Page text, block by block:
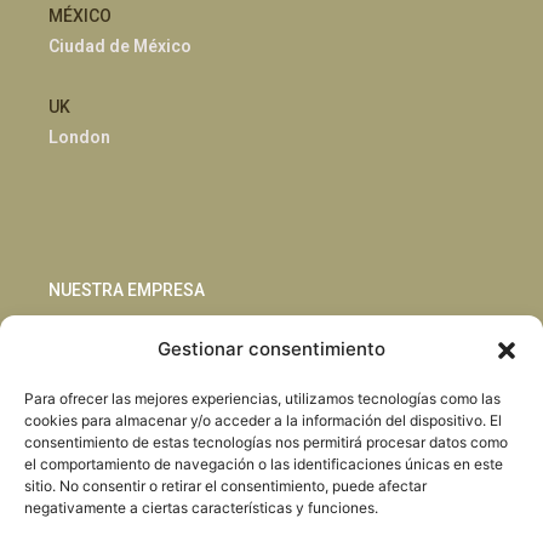
Gestionar consentimiento
Para ofrecer las mejores experiencias, utilizamos tecnologías como las
cookies para almacenar y/o acceder a la información del dispositivo. El
consentimiento de estas tecnologías nos permitirá procesar datos como
el comportamiento de navegación o las identificaciones únicas en este
sitio. No consentir o retirar el consentimiento, puede afectar
negativamente a ciertas características y funciones.
MÉXICO
Ciudad de México
UK
London
NUESTRA EMPRESA
Blog
Habla con nosotros